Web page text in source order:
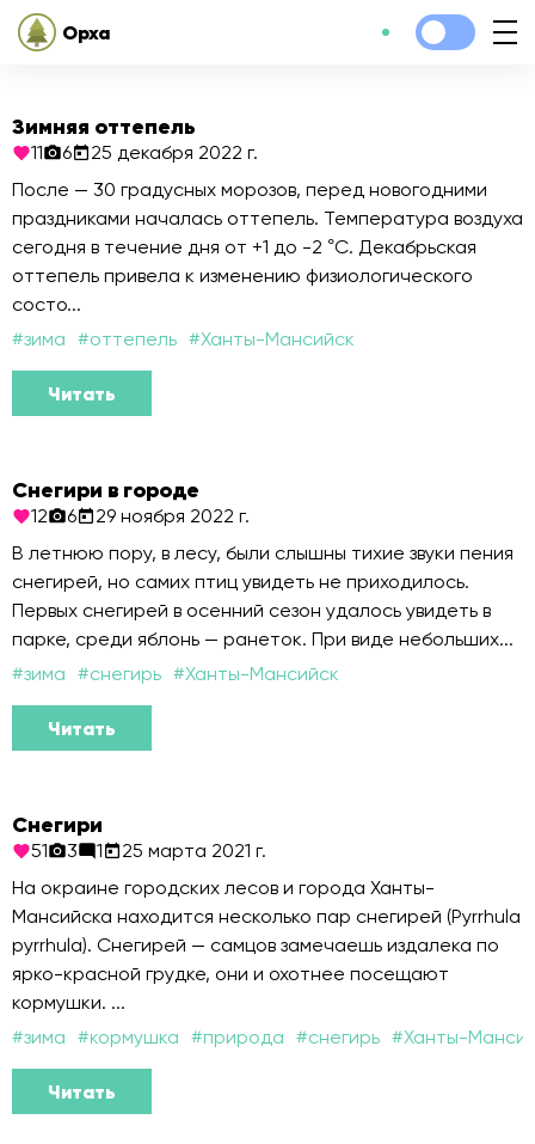
Орха
Зимняя оттепель
11 6
25 декабря 2022 г.
После — 30 градусных морозов, перед новогодними
праздниками началась оттепель. Температура воздуха
сегодня в течение дня от +1 до -2 °С. Декабрьская
оттепель привела к изменению физиологического
состо...
#зима #оттепель #Ханты-Мансийск
Читать
Снегири в городе
12 6
29 ноября 2022 г.
В летнюю пору, в лесу, были слышны тихие звуки пения
снегирей, но самих птиц увидеть не приходилось.
Первых снегирей в осенний сезон удалось увидеть в
парке, среди яблонь — ранеток. При виде небольших...
#зима #снегирь #Ханты-Мансийск
Читать
Снегири
51 3 1
25 марта 2021 г.
На окраине городских лесов и города Ханты-
Мансийска находится несколько пар снегирей (Pyrrhula
pyrrhula). Снегирей — самцов замечаешь издалека по
ярко-красной грудке, они и охотнее посещают
кормушки. ...
#зима #кормушка #природа #снегирь #Ханты-
Читать